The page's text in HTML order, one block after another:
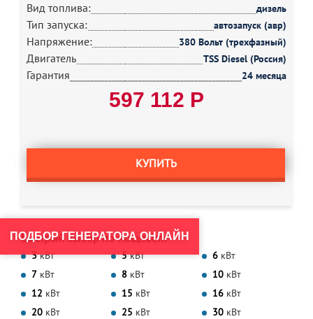
Вид топлива: дизель
Тип запуска: автозапуск (авр)
Напряжение: 380 Вольт (трехфазный)
Двигатель TSS Diesel (Россия)
Гарантия 24 месяца
597 112 Р
КУПИТЬ
Быстрый выбор по мощности
3 кВт 5 кВт 6 кВт
7 кВт 8 кВт 10 кВт
12 кВт 15 кВт 16 кВт
20 кВт 25 кВт 30 кВт
ПОДБОР ГЕНЕРАТОРА ОНЛАЙН